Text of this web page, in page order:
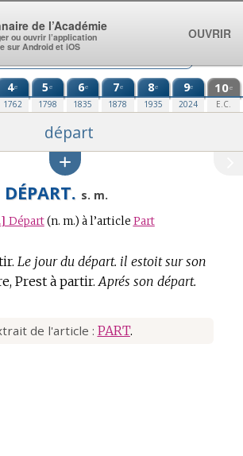
4e
1762
5e
1798
6e
1835
7e
1878
8e
1935
9e
2024
10e
E.C.
départ
DÉPART. s. m.
Départ (n. m.) à l’article Part
Le jour du départ. il estoit sur son
Prest à partir. Aprés son départ.
de l'article : PART.
de l’Académie
ou ouvrir l’application
sur Android et iOS
OUVRIR